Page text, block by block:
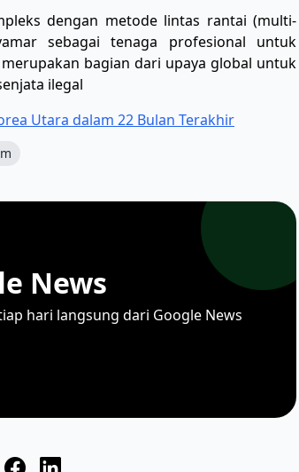
dengan metode lintas rantai (multi-
sebagai tenaga profesional untuk
bagian dari upaya global untuk
ilegal
Utara dalam 22 Bulan Terakhir
News
hari langsung dari Google News